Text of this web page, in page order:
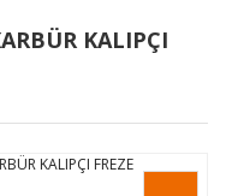
KALIPÇI